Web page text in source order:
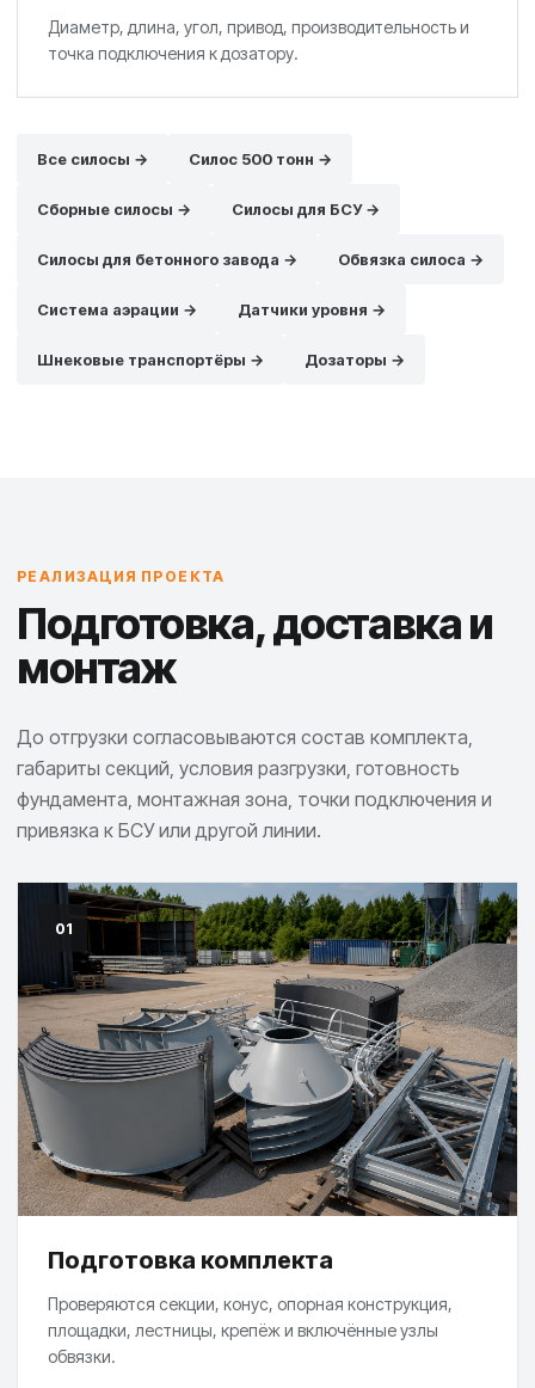
Диаметр, длина, угол, привод, производительность и
точка подключения к дозатору.
Все силосы → Силос 500 тонн →
Сборные силосы → Силосы для БСУ →
Силосы для бетонного завода → Обвязка силоса →
Система аэрации → Датчики уровня →
Шнековые транспортёры → Дозаторы →
РЕАЛИЗАЦИЯ ПРОЕКТА
Подготовка, доставка и
монтаж
До отгрузки согласовываются состав комплекта,
габариты секций, условия разгрузки, готовность
фундамента, монтажная зона, точки подключения и
привязка к БСУ или другой линии.
01
Подготовка комплекта
Проверяются секции, конус, опорная конструкция,
площадки, лестницы, крепёж и включённые узлы
обвязки.